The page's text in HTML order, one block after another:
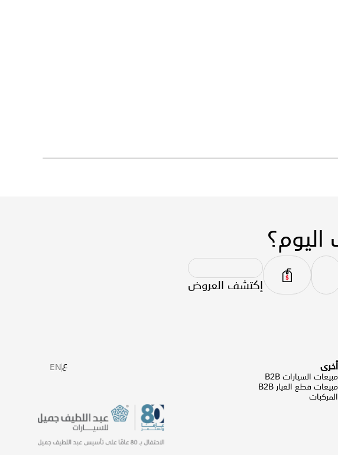
إكتشف العروض
أخرى
مبيعات السيارات B2B
مبيعات قطع الغيار B2B
المركبات
عEN